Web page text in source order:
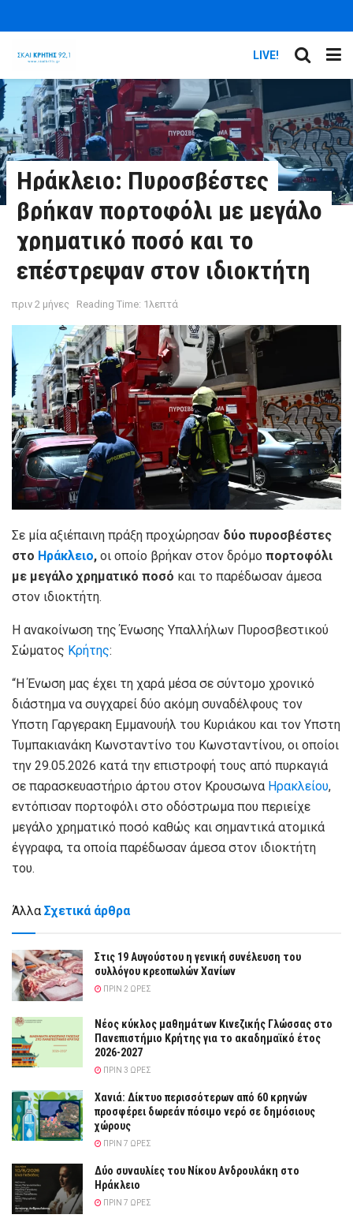
LIVE!
Ηράκλειο: Πυροσβέστες
βρήκαν πορτοφόλι με μεγάλο
χρηματικό ποσό και το
επέστρεψαν στον ιδιοκτήτη
πριν 2 μήνες Reading Time: 1λεπτά
Σε μία αξιέπαινη πράξη προχώρησαν δύο πυροσβέστες
στο Ηράκλειο, οι οποίο βρήκαν στον δρόμο πορτοφόλι
με μεγάλο χρηματικό ποσό και το παρέδωσαν άμεσα
στον ιδιοκτήτη.
Η ανακοίνωση της Ένωσης Υπαλλήλων Πυροσβεστικού
Σώματος Κρήτης:
“Η Ένωση μας έχει τη χαρά μέσα σε σύντομο χρονικό
διάστημα να συγχαρεί δύο ακόμη συναδέλφους τον
Υπστη Γαργερακη Εμμανουήλ του Κυριάκου και τον Υπστη
Τυμπακιανάκη Κωνσταντίνο του Κωνσταντίνου, οι οποίοι
την 29.05.2026 κατά την επιστροφή τους από πυρκαγιά
σε παρασκευαστήριο άρτου στον Κρουσωνα Ηρακλείου,
εντόπισαν πορτοφόλι στο οδόστρωμα που περιείχε
μεγάλο χρηματικό ποσό καθώς και σημαντικά ατομικά
έγγραφα, τα οποία παρέδωσαν άμεσα στον ιδιοκτήτη
του.
Άλλα Σχετικά άρθρα
Στις 19 Αυγούστου η γενική συνέλευση του
συλλόγου κρεοπωλών Χανίων
ΠΡΙΝ 2 ΏΡΕΣ
Νέος κύκλος μαθημάτων Κινεζικής Γλώσσας στο
Πανεπιστήμιο Κρήτης για το ακαδημαϊκό έτος
2026-2027
ΠΡΙΝ 3 ΏΡΕΣ
Χανιά: Δίκτυο περισσότερων από 60 κρηνών
προσφέρει δωρεάν πόσιμο νερό σε δημόσιους
χώρους
ΠΡΙΝ 7 ΏΡΕΣ
Δύο συναυλίες του Νίκου Ανδρουλάκη στο
Ηράκλειο
ΠΡΙΝ 7 ΏΡΕΣ